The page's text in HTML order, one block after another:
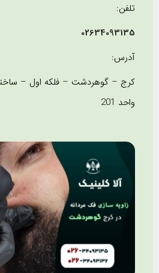
تلفن:
02634093135
آدرس:
واحد 201